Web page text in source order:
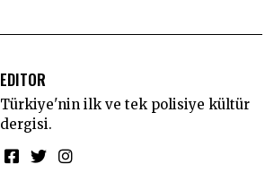
EDITOR
Türkiye'nin ilk ve tek polisiye kültür
dergisi.